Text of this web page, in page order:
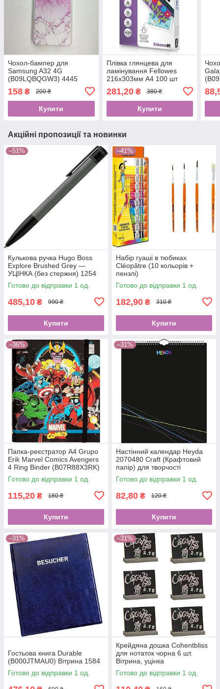
Чохол-бампер для
Samsung A32 4G
(B09LQBQGW3) 4445
158 ₴ 200 ₴
Купити
Плівка глянцева для
ламінування Fellowes
216x303мм A4 100 шт
код661104716
281,20₴ 380 ₴
Купити
Акційні пропозиції та новинки
–51%
Кулькова ручка Hugo Boss
Explore Brushed Grey —
УЦІНКА (без стержня) 1254
Готово до відправки 1 од.
485,10 ₴ 990 ₴
Купити
–41%
Набір гуаші в тюбиках
Cléopâtre (10 кольорів +
пензлі)
Готово до відправки 1 од.
182,90 ₴ 310 ₴
Купити
–36%
Папка-реєстратор А4 Grupo
Erik Marvel Comics Avengers
4 Ring Binder (B07R88X3RK)
3434
Готово до відправки 1 од.
115,20 ₴ 180 ₴
Купити
–31%
Настінний календар Heyda
2070480 Craft (Крафтовий
папір) для творчості
Готово до відправки 1 од.
82,80 ₴ 120 ₴
Купити
–31%
Гостьова книга Durable
(B000JTMAU0) Вітрина 1584
Готово до відправки 1 од.
–31%
Крейдяна дошка Cohentbliss
для нотаток чорна 6 шт.
Вітрина, уцінка
(B08T6WZRD2) 2079
Готово до відправки 1 од.